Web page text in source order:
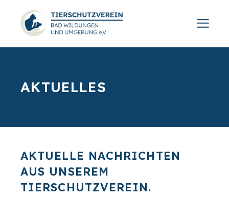
AKTUELLES
AKTUELLE NACHRICHTEN
AUS UNSEREM
TIERSCHUTZVEREIN.